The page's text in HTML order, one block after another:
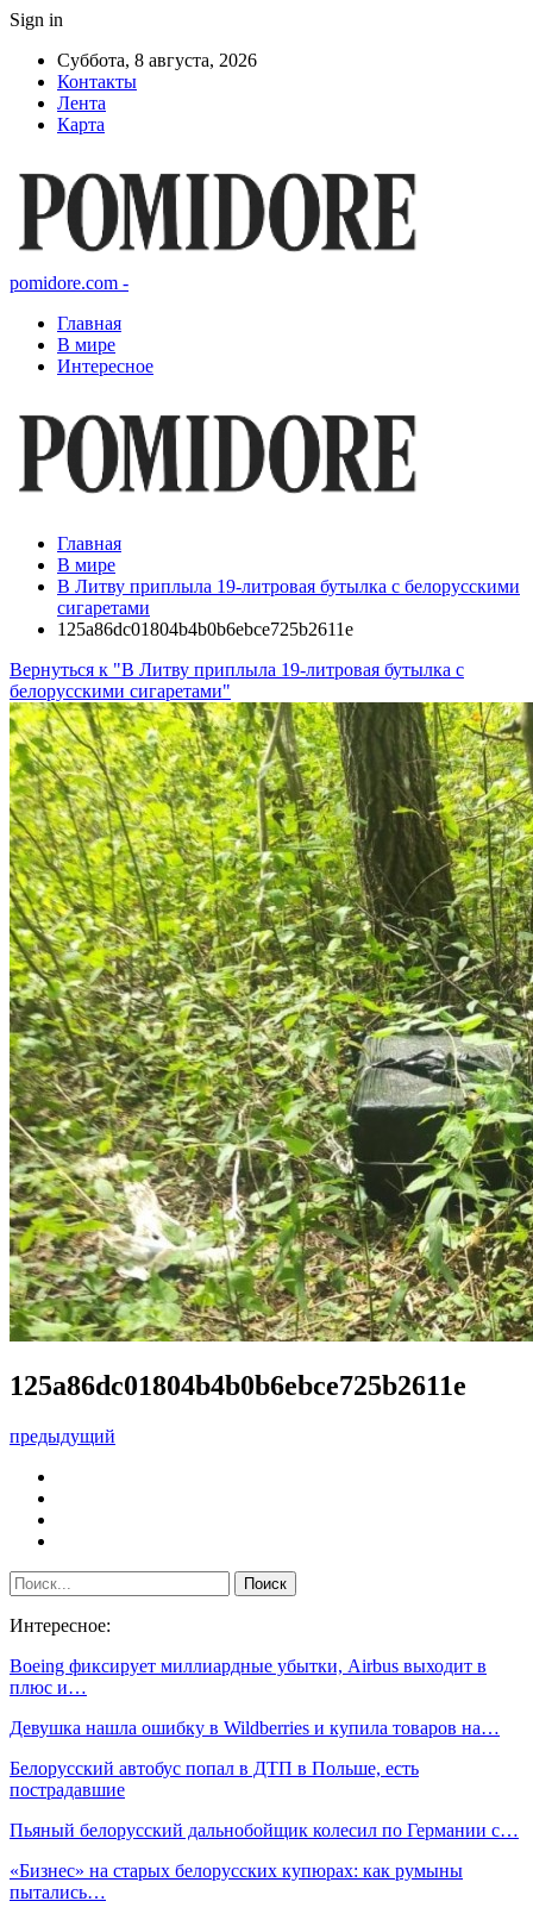
Sign in
Суббота, 8 августа, 2026
Контакты
Лента
Карта
pomidore.com -
Главная
В мире
Интересное
Главная
В мире
В Литву приплыла 19-литровая бутылка с белорусскими
сигаретами
125a86dc01804b4b0b6ebce725b2611e
Вернуться к "В Литву приплыла 19-литровая бутылка с
белорусскими сигаретами"
125a86dc01804b4b0b6ebce725b2611e
предыдущий
Интересное:
Boeing фиксирует миллиардные убытки, Airbus выходит в
плюс и…
Девушка нашла ошибку в Wildberries и купила товаров на…
Белорусский автобус попал в ДТП в Польше, есть
пострадавшие
Пьяный белорусский дальнобойщик колесил по Германии с…
«Бизнес» на старых белорусских купюрах: как румыны
пытались…